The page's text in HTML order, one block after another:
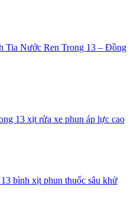
Tia Nước Ren Trong 13 – Đồng
13 xịt rửa xe phun áp lực cao
bình xịt phun thuốc sâu khử